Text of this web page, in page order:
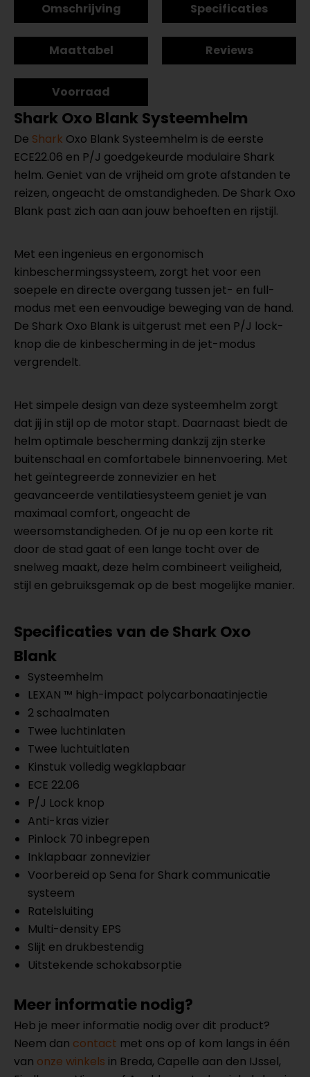
Omschrijving Specificaties
Maattabel Reviews
Voorraad
Shark Oxo Blank Systeemhelm
De Shark Oxo Blank Systeemhelm is de eerste
ECE22.06 en P/J goedgekeurde modulaire Shark
helm. Geniet van de vrijheid om grote afstanden te
reizen, ongeacht de omstandigheden. De Shark Oxo
Blank past zich aan aan jouw behoeften en rijstijl.
Met een ingenieus en ergonomisch
kinbeschermingssysteem, zorgt het voor een
soepele en directe overgang tussen jet- en full-
modus met een eenvoudige beweging van de hand.
De Shark Oxo Blank is uitgerust met een P/J lock-
knop die de kinbescherming in de jet-modus
vergrendelt.
Het simpele design van deze systeemhelm zorgt
dat jij in stijl op de motor stapt. Daarnaast biedt de
helm optimale bescherming dankzij zijn sterke
buitenschaal en comfortabele binnenvoering. Met
het geïntegreerde zonnevizier en het
geavanceerde ventilatiesysteem geniet je van
maximaal comfort, ongeacht de
weersomstandigheden. Of je nu op een korte rit
door de stad gaat of een lange tocht over de
snelweg maakt, deze helm combineert veiligheid,
stijl en gebruiksgemak op de best mogelijke manier.
Specificaties van deShark Oxo
Blank
Systeemhelm
LEXAN ™ high-impact polycarbonaatinjectie
2 schaalmaten
Twee luchtinlaten
Twee luchtuitlaten
Kinstuk volledig wegklapbaar
ECE 22.06
P/J Lock knop
Anti-kras vizier
Pinlock 70 inbegrepen
Inklapbaar zonnevizier
Voorbereid op Sena for Shark communicatie
systeem
Ratelsluiting
Multi-density EPS
Slijt en drukbestendig
Uitstekende schokabsorptie
Meer informatie nodig?
Heb je meer informatie nodig over dit product?
Neem dan contact met ons op of kom langs in één
van onze winkels in Breda, Capelle aan den IJssel,